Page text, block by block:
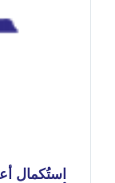
استُكمال